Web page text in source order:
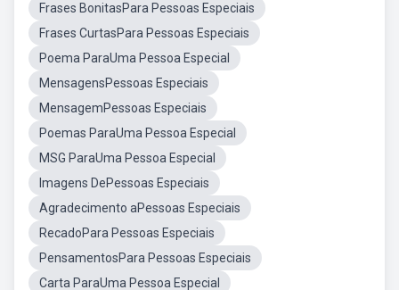
Frases BonitasPara Pessoas Especiais
Frases CurtasPara Pessoas Especiais
Poema ParaUma Pessoa Especial
MensagensPessoas Especiais
MensagemPessoas Especiais
Poemas ParaUma Pessoa Especial
MSG ParaUma Pessoa Especial
Imagens DePessoas Especiais
Agradecimento aPessoas Especiais
RecadoPara Pessoas Especiais
PensamentosPara Pessoas Especiais
Carta ParaUma Pessoa Especial